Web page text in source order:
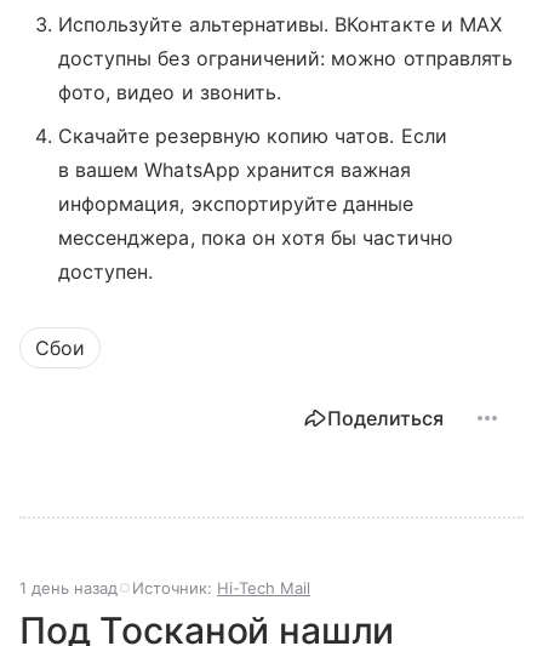
Используйте альтернативы. ВКонтакте и MAX
доступны без ограничений: можно отправлять
фото, видео и звонить.
Скачайте резервную копию чатов. Если
в вашем WhatsApp хранится важная
информация, экспортируйте данные
мессенджера, пока он хотя бы частично
доступен.
Сбои
Поделиться
1 день назад Источник: Hi-Tech Mail
Под Тосканой нашли